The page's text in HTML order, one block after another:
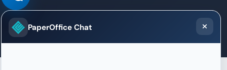
PaperOffice Chat